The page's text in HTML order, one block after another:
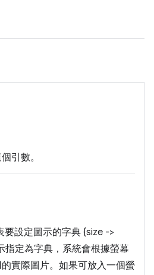
引數。
設定圖示的字典 {size ->
指定為字典，系統會根據螢幕
實際圖片。如果可放入一個螢